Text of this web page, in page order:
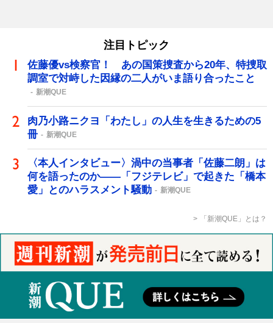
注目トピック
佐藤優vs検察官！ あの国策捜査から20年、特捜取
調室で対峙した因縁の二人がいま語り合ったこと
新潮QUE
肉乃小路ニクヨ「わたし」の人生を生きるための5
冊
新潮QUE
〈本人インタビュー〉渦中の当事者「佐藤二朗」は
何を語ったのか――「フジテレビ」で起きた「橋本
愛」とのハラスメント騒動
新潮QUE
「新潮QUE」とは？